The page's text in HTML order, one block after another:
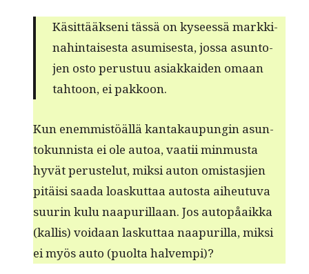
Käsit­tääk­seni tässä on kyseessä markki­
nahin­tais­es­ta asumis­es­ta, jos­sa asun­to­
jen osto perus­tuu asi­akkaiden omaan
tah­toon, ei pakkoon.
Kun enem­mistöäl­lä kan­takaupun­gin asun­
tokun­nista ei ole autoa, vaatii min­mus­ta
hyvät peruste­lut, mik­si auton omis­tasjien
pitäisi saa­da loaskut­taa autos­ta aiheutu­va
suurin kulu naa­puril­laan. Jos autopåaik­ka
(kallis) voidaan laskut­taa naa­puril­la, mik­si
ei myös auto (puol­ta halvempi)?